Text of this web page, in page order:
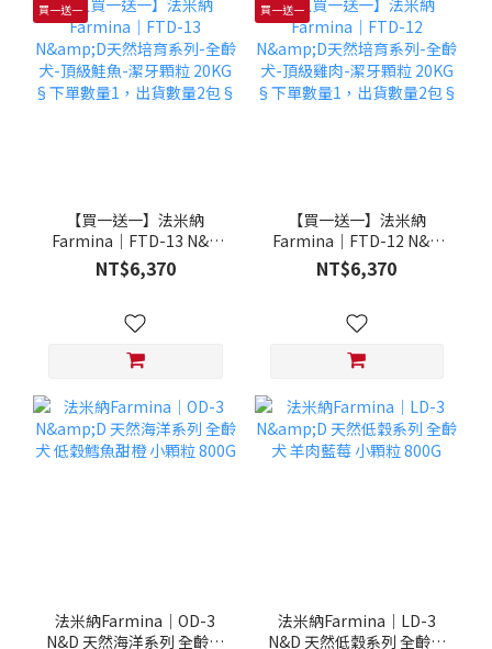
買一送一
【買一送一】法米納
Farmina｜FTD-13 N&D
天然培育系列-全齡犬-頂級
鮭魚-潔牙顆粒 20KG §下
NT$6,370
買一送一
【買一送一】法米納
Farmina｜FTD-12 N&D
天然培育系列-全齡犬-頂級
雞肉-潔牙顆粒 20KG §下
NT$6,370
法米納Farmina｜OD-3
N&D 天然海洋系列 全齡犬
法米納Farmina｜LD-3
N&D 天然低穀系列 全齡犬